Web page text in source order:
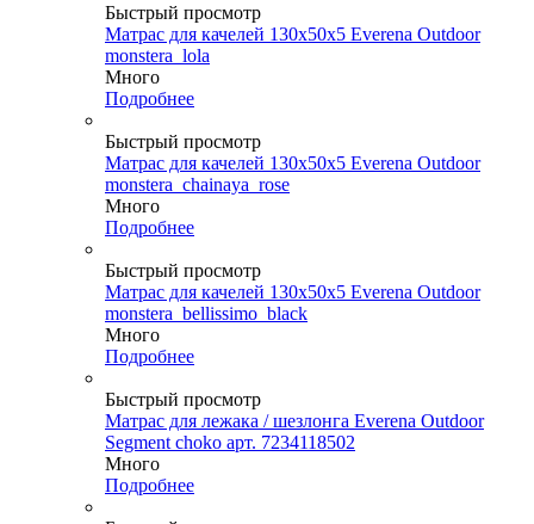
Быстрый просмотр
Матрас для качелей 130х50х5 Everena Outdoor
monstera_lola
Много
Подробнее
Быстрый просмотр
Матрас для качелей 130х50х5 Everena Outdoor
monstera_chainaya_rose
Много
Подробнее
Быстрый просмотр
Матрас для качелей 130х50х5 Everena Outdoor
monstera_bellissimo_black
Много
Подробнее
Быстрый просмотр
Матрас для лежака / шезлонга Everena Outdoor
Segment choko арт. 7234118502
Много
Подробнее